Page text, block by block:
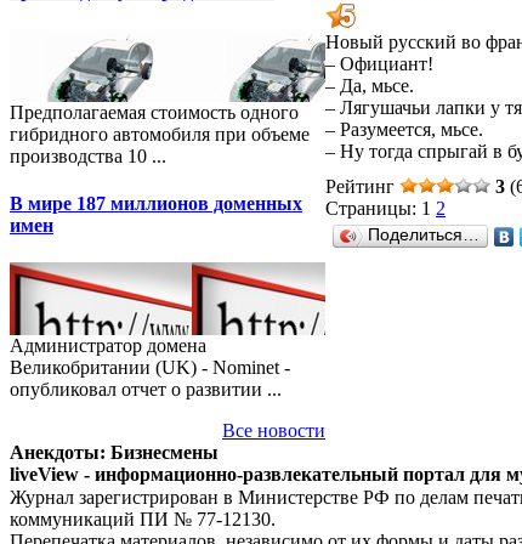
Предполагаемая стоимость одного
гибридного автомобиля при объеме
производства 10 ...
В мире 187 миллионов доменных
имен
Администратор домена
Великобритании (UK) - Nominet -
опубликовал отчет о развитии ...
Все новости
Новый русский во
– Официант!
– Да, мьсе.
– Лягушачьи лапки у тя
– Разумеется, мьсе.
– Ну тогда спрыгай в
Рейтинг
3
Страницы: 1 2
Поделиться…
Анекдоты: Бизнесмены
liveView - информационно-развлекательный портал для
Журнал зарегистрирован в Министерстве РФ по делам
коммуникаций ПИ № 77-12130.